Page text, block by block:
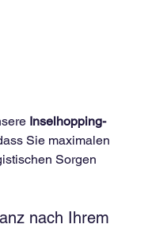
Inselhopping-
Sie maximalen
Sorgen
nach Ihrem